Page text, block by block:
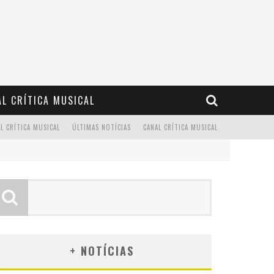
CRÍTICA MUSICAL
CANAL CRÍTICA MUSICAL
ÚLTIMAS NOTÍCIAS
CRÍTICA MUSICAL
+ NOTÍCIAS